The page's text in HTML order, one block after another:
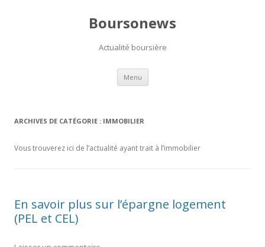
Boursonews
Actualité boursière
Menu Aller
contenu
ARCHIVES DE CATÉGORIE : IMMOBILIER
Vous trouverez ici de l’actualité ayant trait à l’immobilier
En savoir plus sur l’épargne logement
(PEL et CEL)